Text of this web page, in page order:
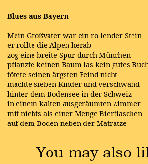
Blues aus Bayern
Mein Großvater war ein rollender Stein
er rollte die Alpen herab
zog eine breite Spur durch München
pflanzte keinen Baum las kein gutes
tötete seinen ärgsten Feind nicht
machte sieben Kinder und verschwand
hinter dem Bodensee in der Schweiz
in einem kalten ausgeräumten Zimmer
mit nichts als einer Menge Bierflaschen
auf dem Boden neben der Matratze
You may also